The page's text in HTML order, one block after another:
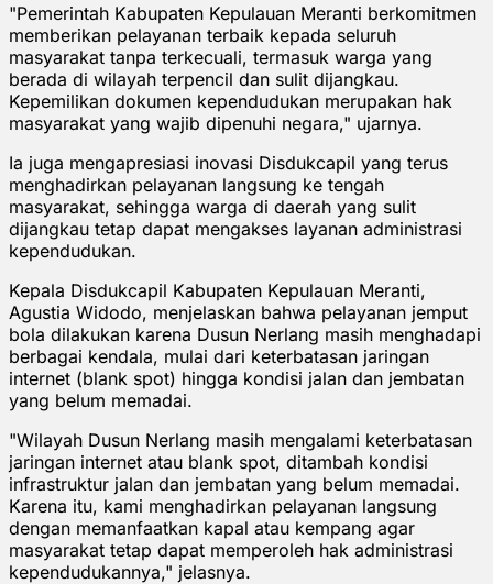
"Pemerintah Kabupaten Kepulauan Meranti berkomitmen
memberikan pelayanan terbaik kepada seluruh
masyarakat tanpa terkecuali, termasuk warga yang
berada di wilayah terpencil dan sulit dijangkau.
Kepemilikan dokumen kependudukan merupakan hak
masyarakat yang wajib dipenuhi negara," ujarnya.
Ia juga mengapresiasi inovasi Disdukcapil yang terus
menghadirkan pelayanan langsung ke tengah
masyarakat, sehingga warga di daerah yang sulit
dijangkau tetap dapat mengakses layanan administrasi
kependudukan.
Kepala Disdukcapil Kabupaten Kepulauan Meranti,
Agustia Widodo, menjelaskan bahwa pelayanan jemput
bola dilakukan karena Dusun Nerlang masih menghadapi
berbagai kendala, mulai dari keterbatasan jaringan
internet (blank spot) hingga kondisi jalan dan jembatan
yang belum memadai.
"Wilayah Dusun Nerlang masih mengalami keterbatasan
jaringan internet atau blank spot, ditambah kondisi
infrastruktur jalan dan jembatan yang belum memadai.
Karena itu, kami menghadirkan pelayanan langsung
dengan memanfaatkan kapal atau kempang agar
masyarakat tetap dapat memperoleh hak administrasi
kependudukannya," jelasnya.